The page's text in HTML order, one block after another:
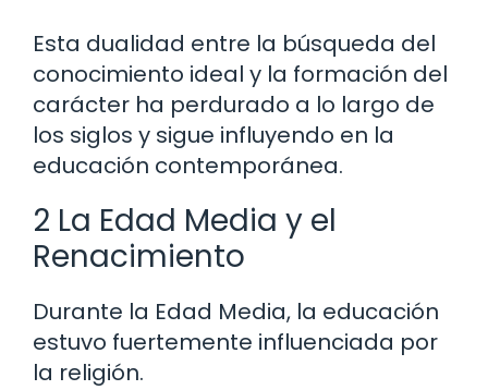
Esta dualidad entre la búsqueda del
conocimiento ideal y la formación del
carácter ha perdurado a lo largo de
los siglos y sigue influyendo en la
educación contemporánea.
2 La Edad Media y el
Renacimiento
Durante la Edad Media, la educación
estuvo fuertemente influenciada por
la religión.